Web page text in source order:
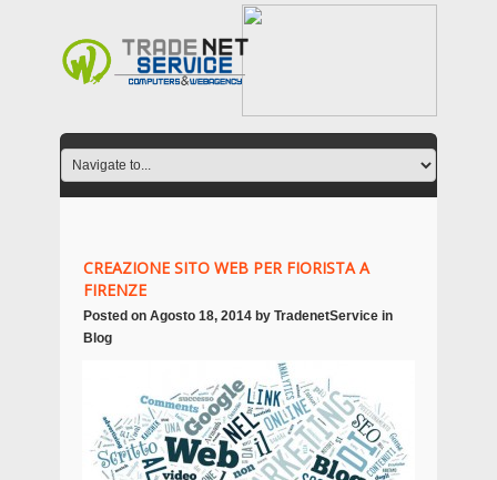
CREAZIONE SITO WEB PER FIORISTA A
FIRENZE
Posted on Agosto 18, 2014 by TradenetService in
Blog